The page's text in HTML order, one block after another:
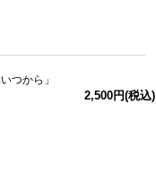
つから」
2,500円(税込)